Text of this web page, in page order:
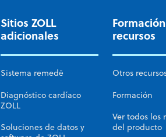
Sitios ZOLL
adicionales
Sistema remedē
Diagnóstico cardíaco
ZOLL
Soluciones de datos y
recursos
Otros
Formación
Ver todos los
del producto